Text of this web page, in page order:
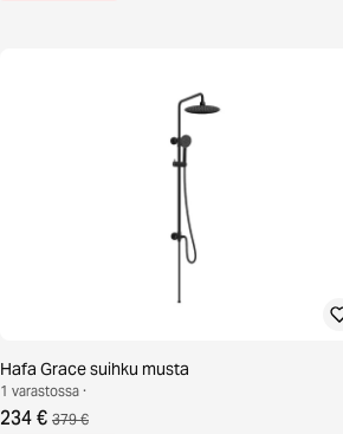
Hafa Grace suihku musta
1 varastossa ·
234 € 379 €